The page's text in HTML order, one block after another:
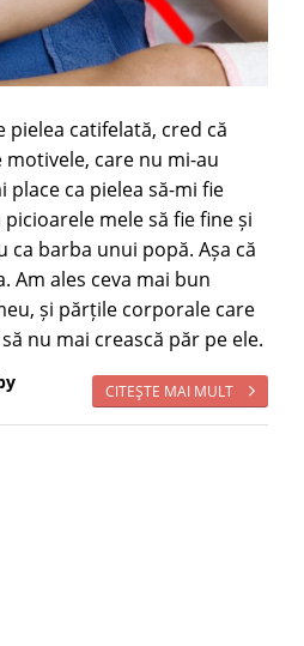
pielea catifelată, cred că
care nu mi-au
ca pielea să-mi fie
mele să fie fine și
ca barba unui popă. Așa că
Am ales ceva mai bun
și părțile corporale care
nu mai crească păr pe ele.
CITEŞTE MAI MULT